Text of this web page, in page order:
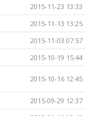
2015-11-23 13:33
2015-11-13 13:25
2015-11-03 07:57
2015-10-19 15:44
2015-10-16 12:45
2015-09-29 12:37